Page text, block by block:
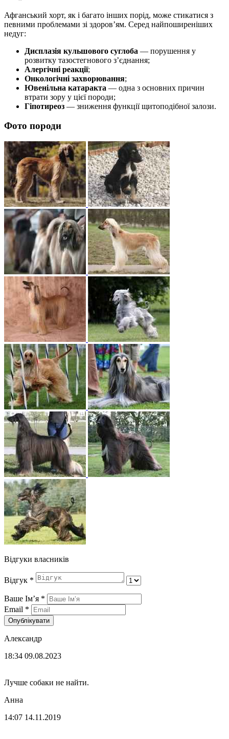
Афганський хорт, як і багато інших порід, може стикатися з
певними проблемами зі здоров’ям. Серед найпоширеніших
недуг:
Дисплазія кульшового суглоба — порушення у
розвитку тазостегнового з’єднання;
Алергічні реакції;
Онкологічні захворювання;
Ювенільна катаракта — одна з основних причин
втрати зору у цієї породи;
Гіпотиреоз — зниження функції щитоподібної залози.
Фото породи
Відгуки власників
Відгук *
Ваше Імʼя *
Email *
Опублікувати
Александр
18:34 09.08.2023
Лучше собаки не найти.
Анна
14:07 14.11.2019